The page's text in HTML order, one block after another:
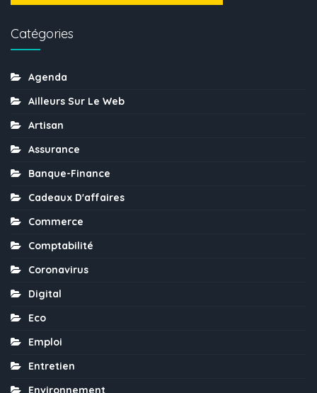
Catégories
Agenda
Ailleurs Sur Le Web
Artisan
Assurance
Banque-Finance
Cadeaux D'affaires
Commerce
Comptabilité
Coronavirus
Digital
Eco
Emploi
Entretien
Environnement